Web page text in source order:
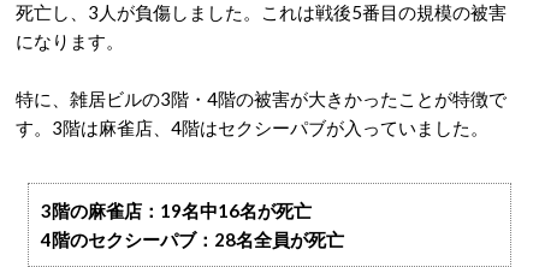
死亡し、3人が負傷しました。これは戦後5番目の規模の被害
になります。
特に、雑居ビルの3階・4階の被害が大きかったことが特徴で
す。3階は麻雀店、4階はセクシーパブが入っていました。
3階の麻雀店：19名中16名が死亡
4階のセクシーパブ：28名全員が死亡